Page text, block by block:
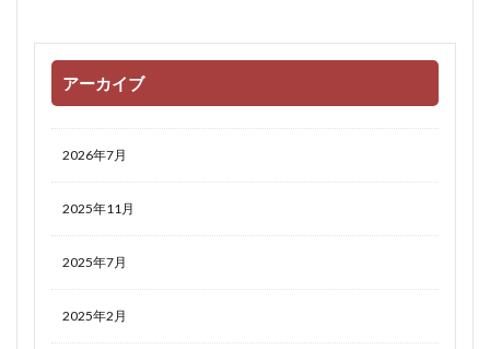
アーカイブ
2026年7月
2025年11月
2025年7月
2025年2月